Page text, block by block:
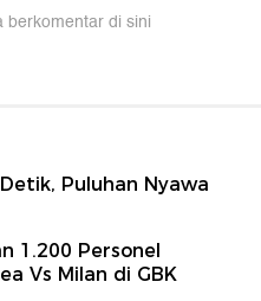
di sini
Puluhan Nyawa
1.200 Personel
Vs Milan di GBK